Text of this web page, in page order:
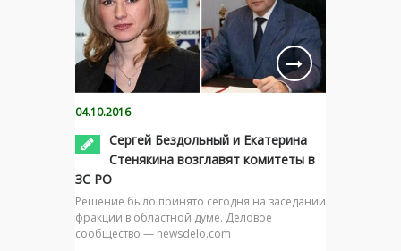
04.10.2016
Сергей Бездольный и Екатерина
Стенякина возглавят комитеты в
ЗС РО
Решение было принято сегодня на заседании
фракции в областной думе. Деловое
сообщество — newsdelo.com